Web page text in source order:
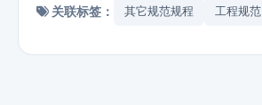
关联标签： 其它规范规程 工程规范